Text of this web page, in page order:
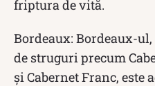
friptura de vită.
Bordeaux: Bordeaux-
de struguri precum
și Cabernet Franc, este